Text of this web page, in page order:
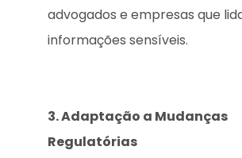
advogados e empresas que
informações sensíveis.
3. Adaptação a Mudanças
Regulatórias